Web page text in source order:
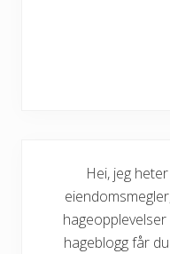
Hei, jeg
hageblogg får